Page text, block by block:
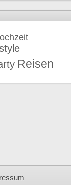
Reisen